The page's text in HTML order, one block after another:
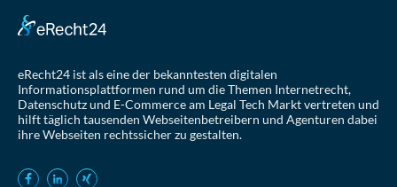
eRecht24 ist als eine der bekanntesten digitalen
Informationsplattformen rund um die Themen Internetrecht,
Datenschutz und E-Commerce am Legal Tech Markt vertreten und
hilft täglich tausenden Webseitenbetreibern und Agenturen dabei
ihre Webseiten rechtssicher zu gestalten.